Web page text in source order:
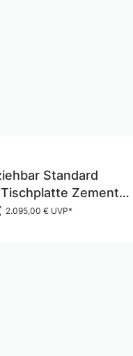
Standard
Zement
2.095,00 € UVP*